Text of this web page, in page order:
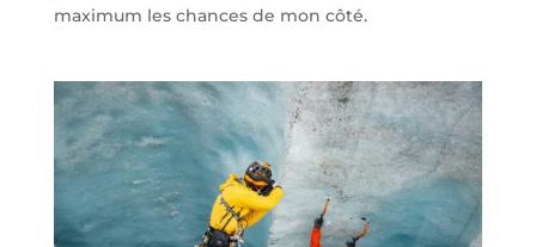
maximum les chances de mon côté.